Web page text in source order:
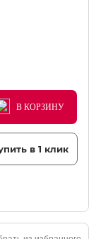
В КОРЗИНУ
В КОРЗИНУ
В КОРЗИНУ
в 1 клик